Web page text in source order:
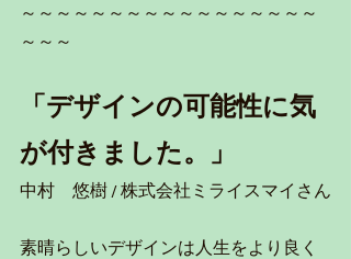
～～～～～～～～～～～～～～～～～
～～～
「デザインの可能性に気
が付きました。」
中村　悠樹 / 株式会社ミライスマイさん
素晴らしいデザインは人生をより良く